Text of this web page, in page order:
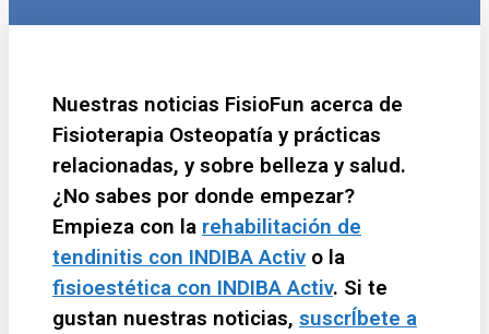
Nuestras noticias FisioFun acerca de
Fisioterapia Osteopatía y prácticas
relacionadas, y sobre belleza y salud.
¿No sabes por donde empezar?
Empieza con la rehabilitación de
tendinitis con INDIBA Activ o la
fisioestética con INDIBA Activ. Si te
gustan nuestras noticias, suscrÍbete a